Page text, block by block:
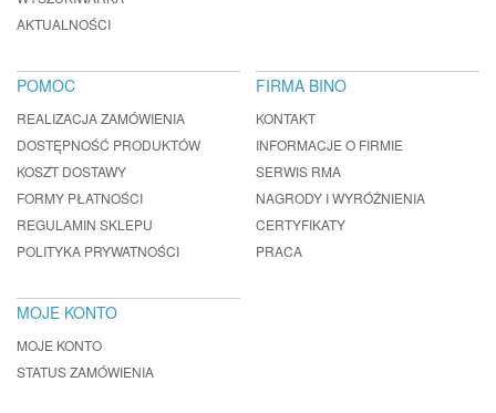
AKTUALNOŚCI
POMOC
REALIZACJA ZAMÓWIENIA
DOSTĘPNOŚĆ PRODUKTÓW
KOSZT DOSTAWY
FORMY PŁATNOŚCI
REGULAMIN SKLEPU
POLITYKA PRYWATNOŚCI
FIRMA BINO
KONTAKT
INFORMACJE O FIRMIE
SERWIS RMA
NAGRODY I WYRÓŻNIENIA
CERTYFIKATY
PRACA
MOJE KONTO
MOJE KONTO
STATUS ZAMÓWIENIA